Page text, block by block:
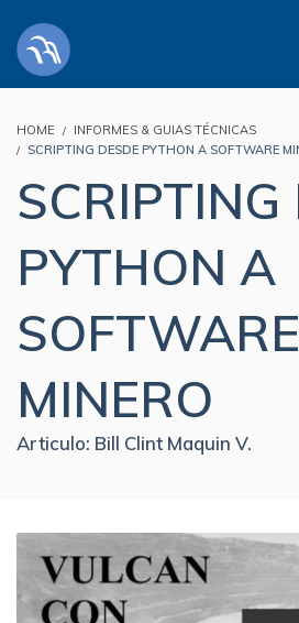
HOME
INFORMES & GUIAS TÉCNICAS
SCRIPTING DESDE PYTHON A SOFTWARE
SCRIPTING
PYTHON A
SOFTWARE
MINERO
Articulo: Bill Clint Maquin V.